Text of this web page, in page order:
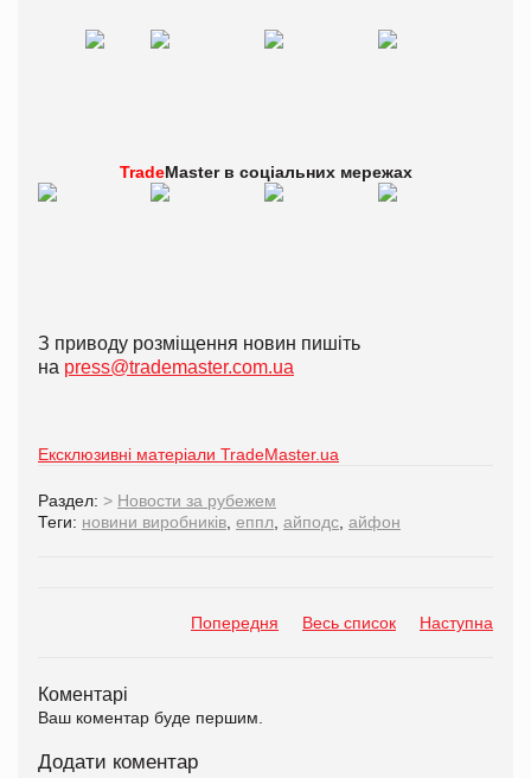
TradeMaster в соціальних мережах
З приводу розміщення новин пишіть
на press@trademaster.com.ua
Ексклюзивні матеріали TradeMaster.ua
Раздел: > Новости за рубежем
Теги: новини виробників еппл айподс айфон
Попередня Весь список Наступна
Коментарі
Ваш коментар буде першим.
Додати коментар